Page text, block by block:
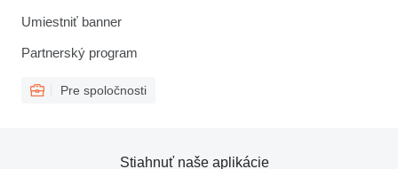
Umiestniť banner
Partnerský program
Pre spoločnosti
Stiahnuť naše aplikácie